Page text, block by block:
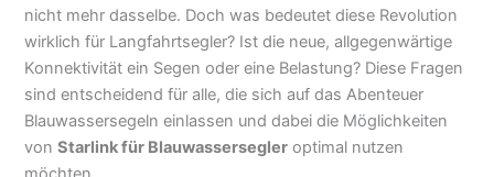
nicht mehr dasselbe. Doch was bedeutet diese Revolution
wirklich für Langfahrtsegler? Ist die neue, allgegenwärtige
Konnektivität ein Segen oder eine Belastung? Diese Fragen
sind entscheidend für alle, die sich auf das Abenteuer
Blauwassersegeln einlassen und dabei die Möglichkeiten
vonStarlink für Blauwassersegler optimal nutzen